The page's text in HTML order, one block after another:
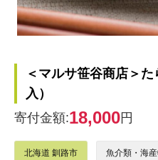
＜マルサ笹谷商店＞
入）
寄付金額:18,000円
北海道 釧路市 魚介類・海